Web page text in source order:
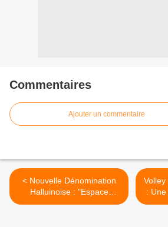
Commentaires
Ajouter un commentaire
< Nouvelle Dénomination
Halluinoise : "Espace
Denyse et Alfred Simono".
: Une